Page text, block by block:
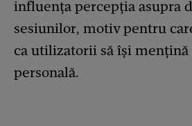
influența percepția asupra
sesiunilor, motiv pentru
ca utilizatorii să își
personală.